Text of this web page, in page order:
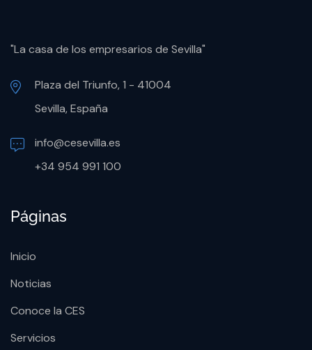
"La casa de los empresarios de Sevilla"
Plaza del Triunfo, 1 - 41004
Sevilla, España
info@cesevilla.es
+34 954 991 100
Páginas
Inicio
Noticias
Conoce la CES
Servicios